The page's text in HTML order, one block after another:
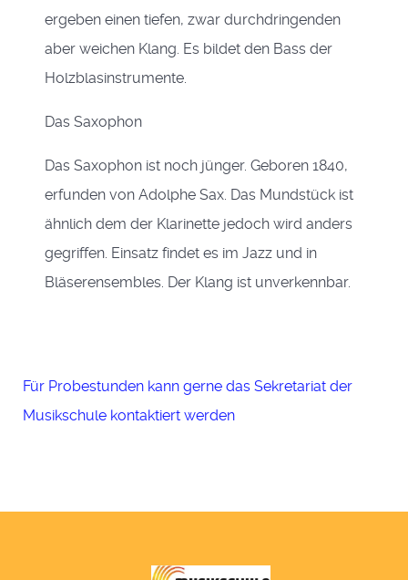
ergeben einen tiefen, zwar durchdringenden
aber weichen Klang. Es bildet den Bass der
Holzblasinstrumente.
Das Saxophon
Das Saxophon ist noch jünger. Geboren 1840,
erfunden von Adolphe Sax. Das Mundstück ist
ähnlich dem der Klarinette jedoch wird anders
gegriffen. Einsatz findet es im Jazz und in
Bläserensembles. Der Klang ist unverkennbar.
Für Probestunden kann gerne das Sekretariat der
Musikschule kontaktiert werden